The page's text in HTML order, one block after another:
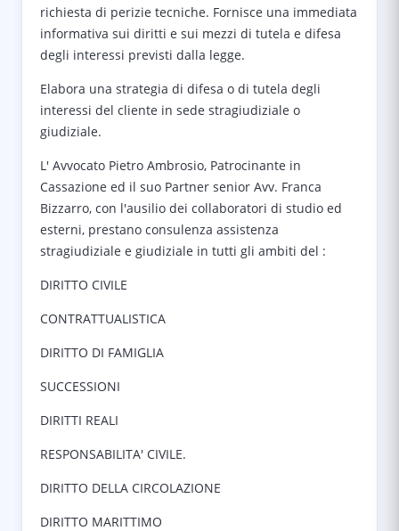
richiesta di perizie tecniche. Fornisce una immediata
informativa sui diritti e sui mezzi di tutela e difesa
degli interessi previsti dalla legge.
Elabora una strategia di difesa o di tutela degli
interessi del cliente in sede stragiudiziale o
giudiziale.
L' Avvocato Pietro Ambrosio, Patrocinante in
Cassazione ed il suo Partner senior Avv. Franca
Bizzarro, con l'ausilio dei collaboratori di studio ed
esterni, prestano consulenza assistenza
stragiudiziale e giudiziale in tutti gli ambiti del :
DIRITTO CIVILE
CONTRATTUALISTICA
DIRITTO DI FAMIGLIA
SUCCESSIONI
DIRITTI REALI
RESPONSABILITA' CIVILE.
DIRITTO DELLA CIRCOLAZIONE
DIRITTO MARITTIMO